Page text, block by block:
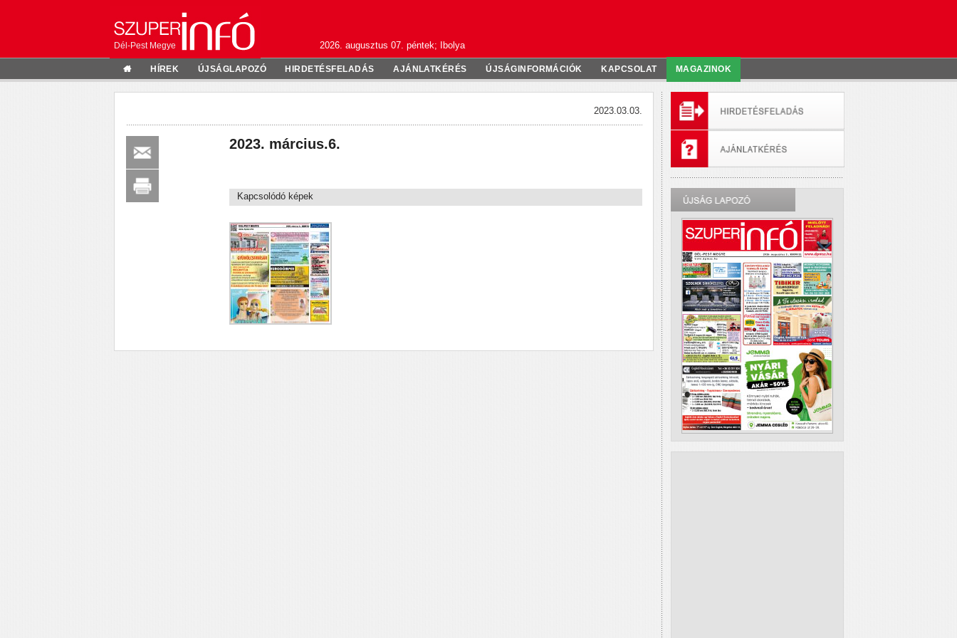
Dél-Pest Megye 2026. augusztus 07. péntek; Ibolya
HÍREK ÚJSÁGLAPOZÓ HIRDETÉSFELADÁS AJÁNLATKÉRÉS ÚJSÁGINFORMÁCIÓK KAPCSOLAT MAGAZINOK
2023.03.03.
2023. március.6.
Kapcsolódó képek